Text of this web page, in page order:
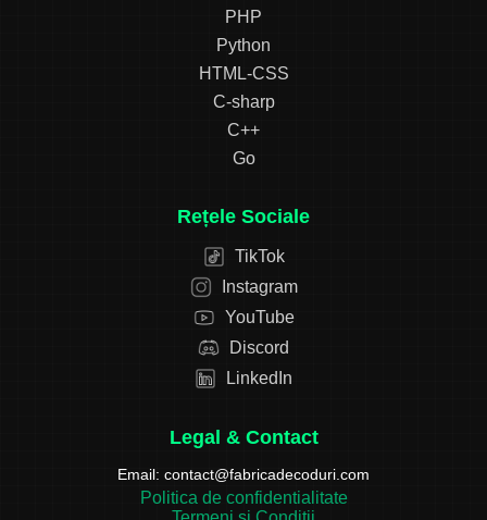
PHP
Python
HTML-CSS
C-sharp
C++
Go
Rețele Sociale
TikTok
Instagram
YouTube
Discord
LinkedIn
Legal & Contact
Email: contact@fabricadecoduri.com
Politica de confidentialitate